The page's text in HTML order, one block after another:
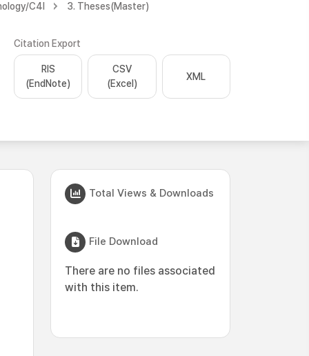
C4l 3. Theses(Master)
Citation Export
RIS
(EndNote)
CSV
(Excel)
XML
Total Views & Downloads
File Download
There are no files associated
with this item.